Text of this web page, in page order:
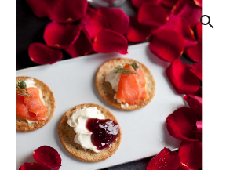
Skip to navigation